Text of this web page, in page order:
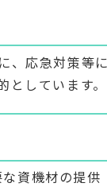
応急対策等
しています。
資機材の提供